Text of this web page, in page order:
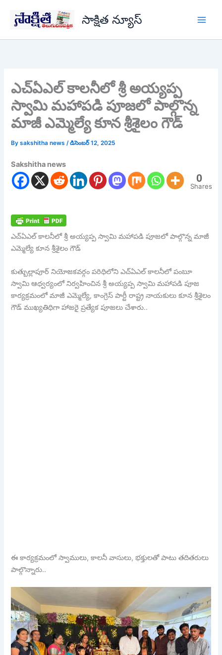
content
సాక్షిత న్యూస్
ఎచ్ఏఎల్ కాలనీలో శ్రీ అయ్యప్ప
స్వామి మహాపడి పూజలో పాల్గొన్న
మాజీ ఎమ్మెల్యే కూన శ్రీశైలం గౌడ్
Bysakshitha news/డిసెంబర్ 12, 2025
Sakshitha news
0
Shares
ఎచ్ఏఎల్ కాలనీలో శ్రీ అయ్యప్ప స్వామి మహాపడి పూజలో పాల్గొన్న మాజీ
ఎమ్మెల్యే కూన శ్రీశైలం గౌడ్
కుత్బుల్లాపూర్ నియోజకవర్గం పరిధిలోని ఎచ్ఏఎల్ కాలనీలో పంబూ
స్వామి ఆధ్వర్యంలో నిర్వహించిన శ్రీ అయ్యప్ప స్వామి మహాపడి పూజ
కార్యక్రమంలో మాజీ ఎమ్మెల్యే, కాంగ్రెస్ పార్టీ రాష్ట్ర నాయకులు కూన శ్రీశైలం
గౌడ్ ముఖ్యతిధిగా హాజరై ప్రత్యేక పూజలు చేశారు..
ఈ కార్యక్రమంలో స్వాములు, కాలనీ వాసులు, భక్తులతో పాటు తదితరులు
పాల్గొన్నారు..